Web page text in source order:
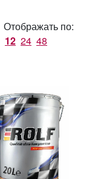
Отображать по:
12 24 48